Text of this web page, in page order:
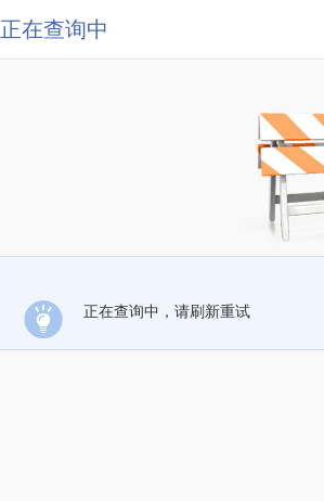
正在查询中
正在查询中，请刷新重试